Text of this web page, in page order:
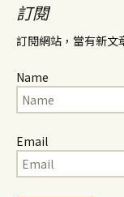
訂閱
訂閱網站，當有新文
Name
Email